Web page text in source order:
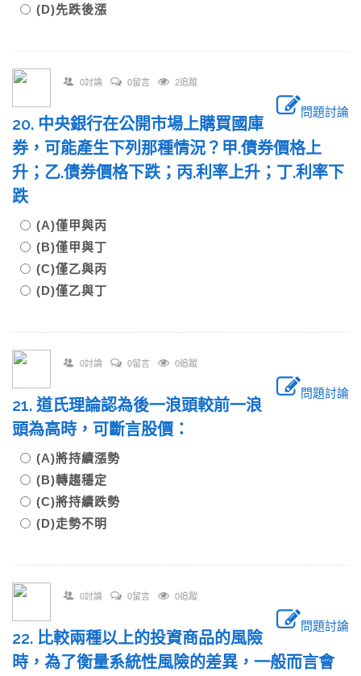
(D)先跌後漲
0討論 0留言 2追蹤
問題討論
20. 中央銀行在公開市場上購買國庫
券，可能產生下列那種情況？甲.債券價格上
升；乙.債券價格下跌；丙.利率上升；丁.利率下
跌
(A)僅甲與丙
(B)僅甲與丁
(C)僅乙與丙
(D)僅乙與丁
0討論 0留言 0追蹤
問題討論
21. 道氏理論認為後一浪頭較前一浪
頭為高時，可斷言股價：
(A)將持續漲勢
(B)轉趨穩定
(C)將持續跌勢
(D)走勢不明
0討論 0留言 0追蹤
問題討論
22. 比較兩種以上的投資商品的風險
時，為了衡量系統性風險的差異，一般而言會